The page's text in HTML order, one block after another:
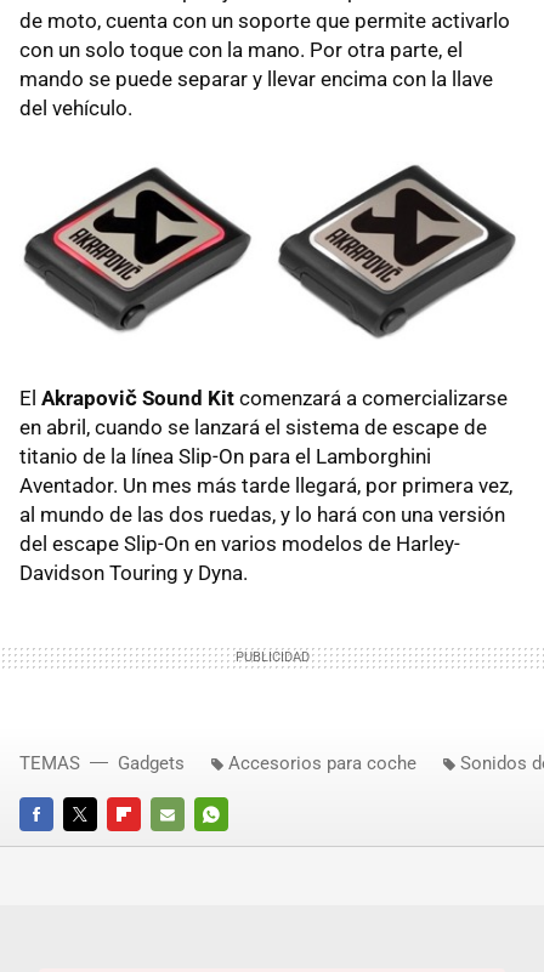
de moto, cuenta con un soporte que permite activarlo
con un solo toque con la mano. Por otra parte, el
mando se puede separar y llevar encima con la llave
del vehículo.
El Akrapovič Sound Kit comenzará a comercializarse
en abril, cuando se lanzará el sistema de escape de
titanio de la línea Slip-On para el Lamborghini
Aventador. Un mes más tarde llegará, por primera vez,
al mundo de las dos ruedas, y lo hará con una versión
del escape Slip-On en varios modelos de Harley-
Davidson Touring y Dyna.
FACEBOOKTWITTERFLIPBOARD
E-
WHATSAPP
TEMAS Gadgets Accesorios para coche Sonidos